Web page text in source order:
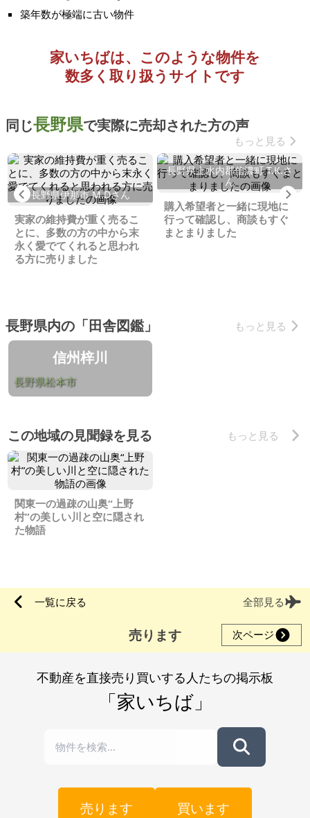
築年数が極端に古い物件
家いちばは、このような物件を
数多く取り扱うサイトです
同じ長野県で実際に売却された方の声
もっと見る
Previous
長野県伊那市 M.Dさん
実家の維持費が重く売るこ
とに、多数の方の中から末
永く愛でてくれると思われ
る方に売りました
長野県上水内郡信濃町 T.K.さ
ん
購入希望者と一緒に現地に
行って確認し、商談もすぐ
まとまりました
長野県内の「田舎図鑑」 もっと見る
信州梓川
長野県松本市
この地域の見聞録を見る もっと見る
関東一の過疎の山奥“上野
村”の美しい川と空に隠され
た物語
一覧に戻る 全部見る
売ります 次ページ
不動産を直接売り買いする人たちの掲示板
「家いちば」
売ります 買います